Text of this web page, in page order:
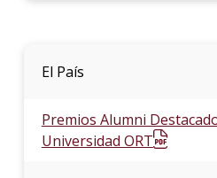
El País
Premios Alumni
Universidad ORT